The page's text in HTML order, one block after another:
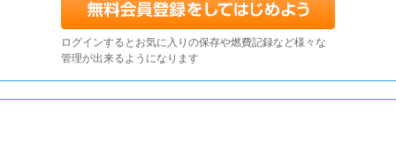
ログインするとお気に入りの保存や燃費記録など様々な
管理が出来るようになります